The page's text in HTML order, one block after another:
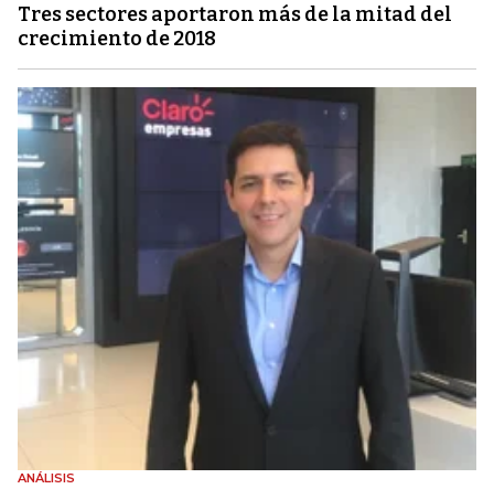
Tres sectores aportaron más de la mitad del
crecimiento de 2018
ANÁLISIS